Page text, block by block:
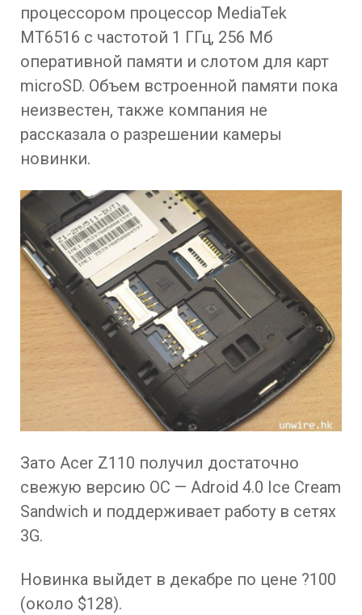
процессором процессор MediaTek
MT6516 с частотой 1 ГГц, 256 Мб
оперативной памяти и слотом для карт
microSD. Объем встроенной памяти пока
неизвестен, также компания не
рассказала о разрешении камеры
новинки.
Зато Acer Z110 получил достаточно
свежую версию ОС — Adroid 4.0 Ice Cream
Sandwich и поддерживает работу в сетях
3G.
Новинка выйдет в декабре по цене ?100
(около $128).